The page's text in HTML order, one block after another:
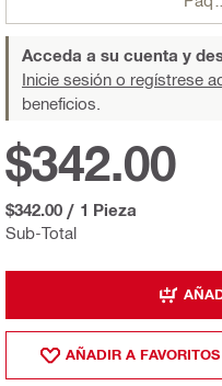
Acceda a su cuenta y
Inicie sesión o regístrese
beneficios.
Sub-Total
$342.00
$342.00 / 1 Pieza
AÑADIR A FAVORITOS